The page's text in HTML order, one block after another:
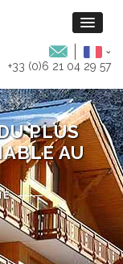
+33 (0)6 21 04 29 57
PLUS
AU